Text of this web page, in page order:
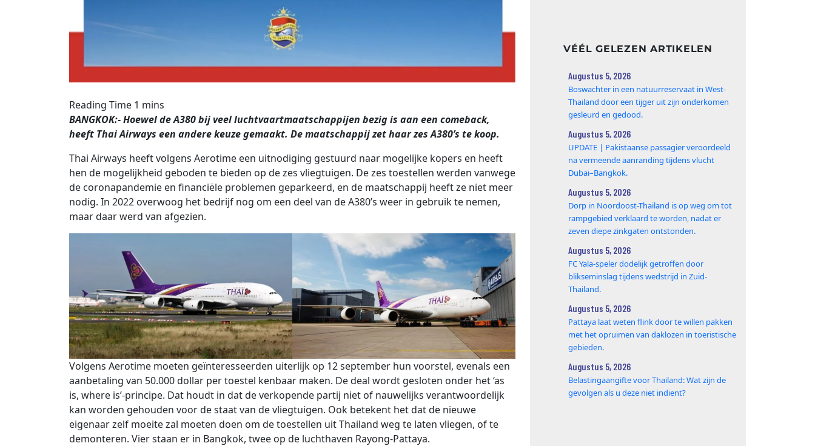
BANGKOK:- Hoewel de A380 bij veel luchtvaartmaatschappijen bezig is aan een comeback,
heeft Thai Airways een andere keuze gemaakt. De maatschappij zet haar zes A380’s te koop.
Thai Airways heeft volgens Aerotime een uitnodiging gestuurd naar mogelijke kopers en heeft
hen de mogelijkheid geboden te bieden op de zes vliegtuigen. De zes toestellen werden vanwege
de coronapandemie en financiële problemen geparkeerd, en de maatschappij heeft ze niet meer
nodig. In 2022 overwoog het bedrijf nog om een deel van de A380’s weer in gebruik te nemen,
maar daar werd van afgezien.
Volgens Aerotime moeten geïnteresseerden uiterlijk op 12 september hun voorstel, evenals een
aanbetaling van 50.000 dollar per toestel kenbaar maken. De deal wordt gesloten onder het ‘as
is, where is’-principe. Dat houdt in dat de verkopende partij niet of nauwelijks verantwoordelijk
kan worden gehouden voor de staat van de vliegtuigen. Ook betekent het dat de nieuwe
eigenaar zelf moeite zal moeten doen om de toestellen uit Thailand weg te laten vliegen, of te
demonteren. Vier staan er in Bangkok, twee op de luchthaven Rayong-Pattaya.
VÉÉL GELEZEN ARTIKELEN
Augustus 5, 2026
Boswachter in een natuurreservaat in West-
Thailand door een tijger uit zijn onderkomen
gesleurd en gedood.
Augustus 5, 2026
UPDATE | Pakistaanse passagier veroordeeld
na vermeende aanranding tijdens vlucht
Dubai–Bangkok.
Augustus 5, 2026
Dorp in Noordoost-Thailand is op weg om tot
rampgebied verklaard te worden, nadat er
zeven diepe zinkgaten ontstonden.
Augustus 5, 2026
FC Yala-speler dodelijk getroffen door
blikseminslag tijdens wedstrijd in Zuid-
Thailand.
Augustus 5, 2026
Pattaya laat weten flink door te willen pakken
met het opruimen van daklozen in toeristische
gebieden.
Augustus 5, 2026
Belastingaangifte voor Thailand: Wat zijn de
gevolgen als u deze niet indient?